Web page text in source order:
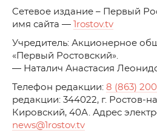
Cетевое издание – Первый
имя сайта —
1rostov.tv
Учредитель: Акционерное
«Первый Ростовский».
— Наталич Анастасия
Телефон редакции: 8 (863)
редакции: 344022, г.
Кировский, 40А. Адрес
news@1rostov.tv